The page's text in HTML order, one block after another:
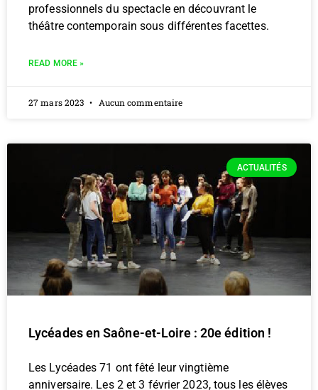
professionnels du spectacle en découvrant le
théâtre contemporain sous différentes facettes.
READ MORE »
27 mars 2023 Aucun commentaire
ACTUALITÉS
Lycéades en Saône-et-Loire : 20e édition !
Les Lycéades 71 ont fêté leur vingtième
anniversaire. Les 2 et 3 février 2023, tous les élèves